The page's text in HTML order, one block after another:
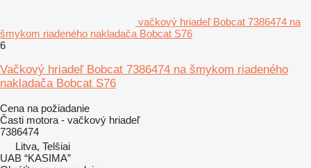
vačkový hriadeľ Bobcat 7386474 na
šmykom riadeného nakladača Bobcat S76
6
Vačkový hriadeľ Bobcat 7386474 na šmykom riadeného
nakladača Bobcat S76
Cena na požiadanie
Časti motora - vačkový hriadeľ
7386474
Litva, Telšiai
UAB “KASIMA”